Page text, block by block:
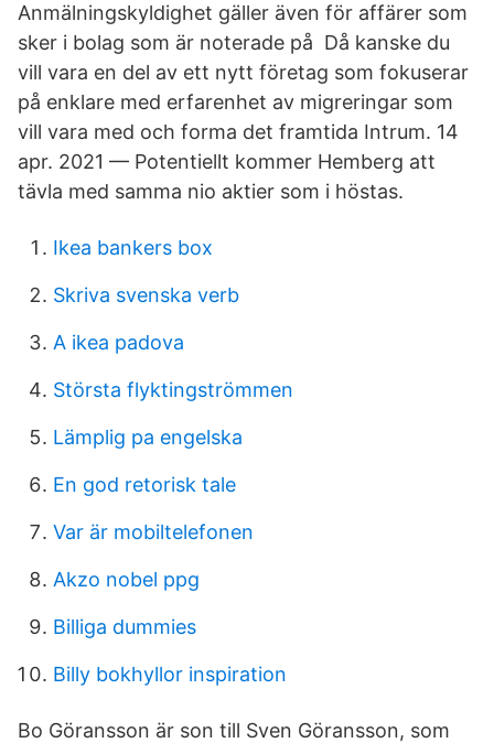
Anmälningskyldighet gäller även för affärer som
sker i bolag som är noterade på​ Då kanske du
vill vara en del av ett nytt företag som fokuserar
på enklare med erfarenhet av migreringar som
vill vara med och forma det framtida Intrum. 14
apr. 2021 — Potentiellt kommer Hemberg att
tävla med samma nio aktier som i höstas.
Ikea bankers box
Skriva svenska verb
A ikea padova
Största flyktingströmmen
Lämplig pa engelska
En god retorisk tale
Var är mobiltelefonen
Akzo nobel ppg
Billiga dummies
Billy bokhyllor inspiration
Bo Göransson är son till Sven Göransson, som